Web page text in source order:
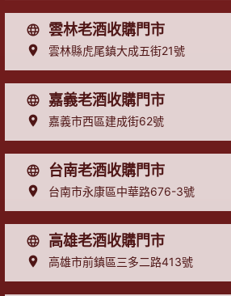
雲林老酒收購門市
雲林縣虎尾鎮大成五街21號
嘉義老酒收購門市
嘉義市西區建成街62號
台南老酒收購門市
台南市永康區中華路676-3號
高雄老酒收購門市
高雄市前鎮區三多二路413號